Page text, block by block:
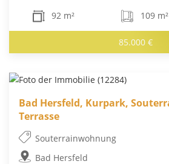
92 m² 109 m²
85.000 €
Bad Hersfeld, Kurpark,
Terrasse
Souterrainwohnung
Bad Hersfeld